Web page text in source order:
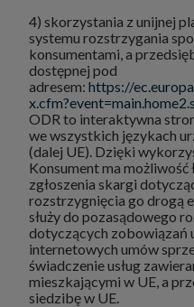
4) skorzystania z unijnej
systemu rozstrzygania
konsumentami, a
dostępnej pod
adresem: https://
ODR to interaktywna
we wszystkich językach
(dalej UE). Dzięki
Konsument ma
zgłoszenia skargi
rozstrzygnięcia go drogą
służy do pozasądowego
dotyczących zobowiązań
internetowych umów
świadczenie usług
mieszkającymi w UE, a
siedzibę w UE.